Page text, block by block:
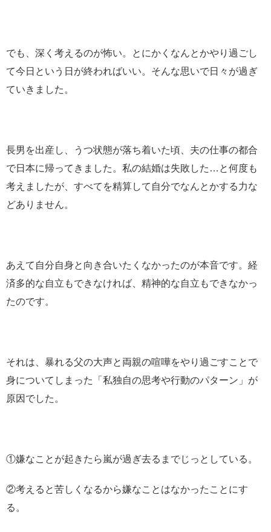
でも、深く考えるのが怖い。とにかくなんとかやり過ごし
て今日という日が終わればいい。そんな思いで日々が過ぎ
ていきました。
長男を出産し、うつ状態が落ち着いた頃、夫の仕事の都合
で日本に帰ってきました。私の結婚は失敗した…と何度も
考えましたが、すべてを精算して自分でなんとかする力な
どありません。
あえて自分自身と向き合いたくなかったのが本音です。経
済多的な自立もできなければ、精神的な自立もできなかっ
たのです。
それは、暴れる父の大声と両親の喧嘩をやり過ごすことで
身についてしまった「私独自の思考や行動のパターン」が
原因でした。
①嫌なことが起きたら嵐が過ぎ去るまでじっとしている。
②考えると苦しくなるから嫌なことはなかったことにす
る。